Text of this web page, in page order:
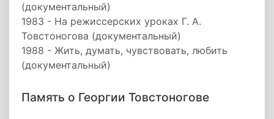
(документальный)
1983 - На режиссерских уроках Г. А.
Товстоногова (документальный)
1988 - Жить, думать, чувствовать, любить
(документальный)
Память о Георгии Товстоногове